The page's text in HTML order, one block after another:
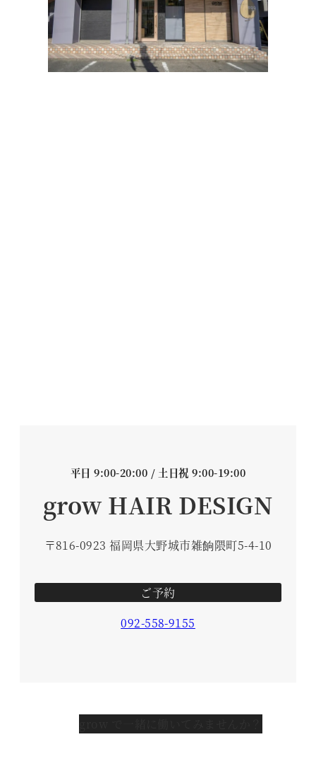
平日 9:00-20:00 / 土日祝 9:00-19:00
grow HAIR DESIGN
〒816-0923 福岡県大野城市雑餉隈町5-4-10
ご予約
092-558-9155